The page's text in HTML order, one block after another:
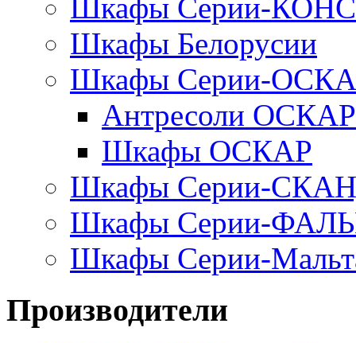
Шкафы Серии-
Шкафы Белорусии
Шкафы Серии-
Антресоли ОСКАР
Шкафы ОСКАР
Шкафы Серии-
Шкафы Серии-
Шкафы Серии-
Производители